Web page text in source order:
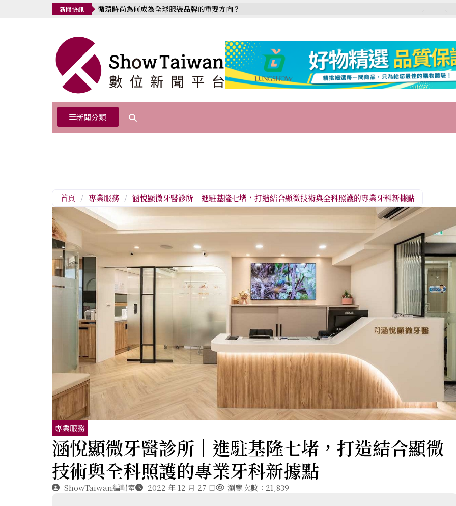
新聞快訊 循環時尚為何成為全球服裝品牌的重要方向？
新聞分類
首頁 / 專業服務 / 涵悅顯微牙醫診所｜進駐基隆七堵，打造結合顯微技術與全科照護的專業牙科新據點
專業服務
涵悅顯微牙醫診所｜進駐基隆七堵，打造結合顯微
技術與全科照護的專業牙科新據點
ShowTaiwan編輯室 2022 年 12 月 27 日 瀏覽次數：21,839